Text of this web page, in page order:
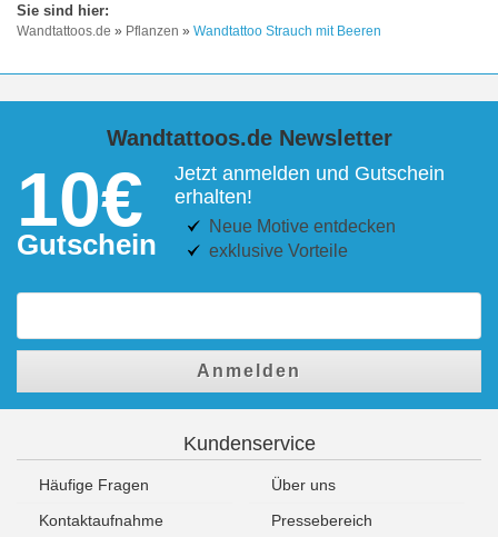
Wandtattoos.de » Pflanzen » Wandtattoo Strauch mit Beeren
Wandtattoos.de Newsletter
10€
Gutschein
Jetzt anmelden und Gutschein
erhalten!
Neue Motive entdecken
exklusive Vorteile
Anmelden
Kundenservice
Häufige Fragen
Über uns
Kontaktaufnahme
Pressebereich